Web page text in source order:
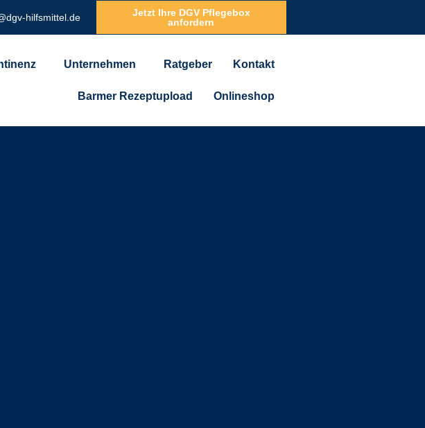
hilfsmittel.de
Jetzt Ihre DGV Pflegebox
anfordern
Unternehmen Ratgeber Kontakt
Barmer Rezeptupload Onlineshop